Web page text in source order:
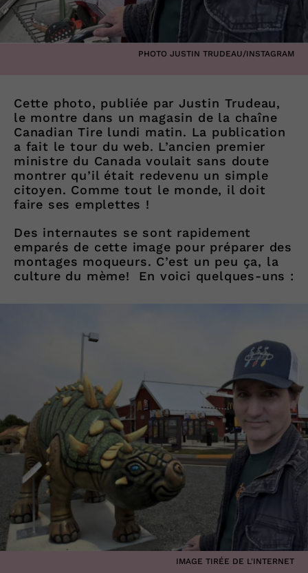
PHOTO JUSTIN TRUDEAU/INSTAGRAM
Cette photo, publiée par Justin Trudeau,
le montre dans un magasin de la chaîne
Canadian Tire lundi matin. La publication
a fait le tour du web. L’ancien premier
ministre du Canada voulait sans doute
montrer qu’il était redevenu un simple
citoyen. Comme tout le monde, il doit
faire ses emplettes !
Des internautes se sont rapidement
emparés de cette image pour préparer des
montages moqueurs. C’est un peu ça, la
culture du mème! En voici quelques-uns :
IMAGE TIRÉE DE L'INTERNET